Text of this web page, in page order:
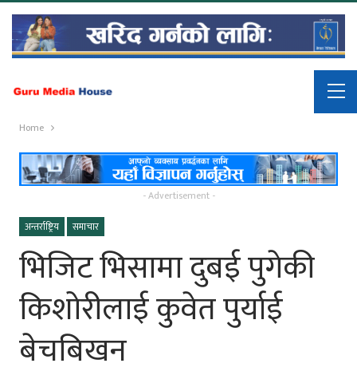
Home
- Advertisement -
अन्तर्राष्ट्रिय
समाचार
भिजिट भिसामा दुबई पुगेकी
किशोरीलाई कुवेत पुर्याई
बेचबिखन